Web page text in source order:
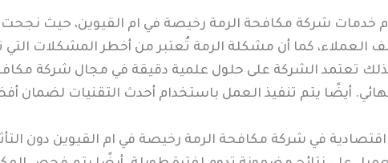
خدمات شركة مكافحة الرمة رخيصة في ام القيوين، حيث نجحت
العملاء، كما أن مشكلة الرمة تُعتبر من أخطر المشكلات التي
تعتمد الشركة على حلول علمية دقيقة في مجال شركة مكافحة
أيضًا يتم تنفيذ العمل باستخدام أحدث التقنيات لضمان
في شركة مكافحة الرمة رخيصة في ام القيوين دون